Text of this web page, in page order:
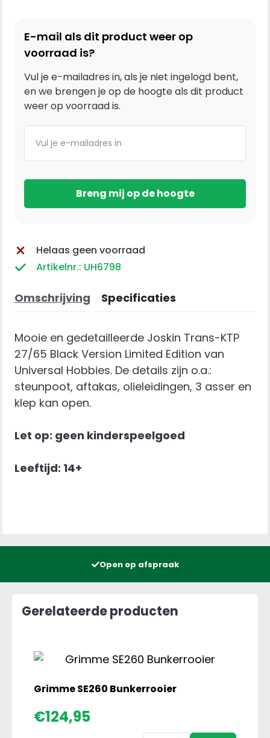
E-mail als dit product weer op
voorraad is?
Vul je e-mailadres in, als je niet ingelogd bent,
en we brengen je op de hoogte als dit product
weer op voorraad is.
Helaas geen voorraad
Artikelnr.: UH6798
Omschrijving Specificaties
Mooie en gedetailleerde Joskin Trans-KTP
27/65 Black Version Limited Edition van
Universal Hobbies. De details zijn o.a.:
steunpoot, aftakas, olieleidingen, 3 asser en
klep kan open.
Let op: geen kinderspeelgoed
Leeftijd: 14+
Open op afspraak
Gerelateerde producten
Grimme SE260 Bunkerrooier
€124,95